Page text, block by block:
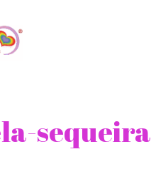
sequeira